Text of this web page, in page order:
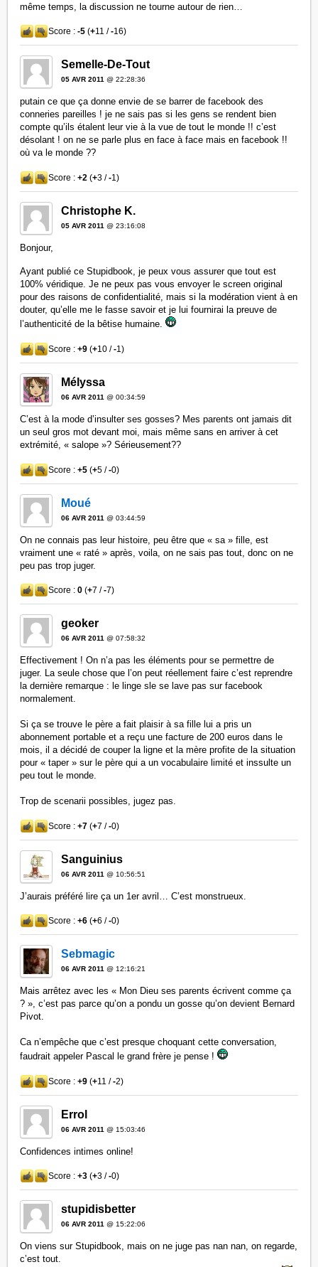
même temps, la discussion ne tourne autour de rien…
Score :-5 (+11 /-16)
Semelle-De-Tout
05 AVR 2011 @ 22:28:36
putain ce que ça donne envie de se barrer de facebook des
conneries pareilles ! je ne sais pas si les gens se rendent bien
compte qu’ils étalent leur vie à la vue de tout le monde !! c’est
désolant ! on ne se parle plus en face à face mais en facebook !!
où va le monde ??
Score :+2 (+3 /-1)
Christophe K.
05 AVR 2011 @ 23:16:08
Bonjour,
Ayant publié ce Stupidbook, je peux vous assurer que tout est
100% véridique. Je ne peux pas vous envoyer le screen original
pour des raisons de confidentialité, mais si la modération vient à en
douter, qu’elle me le fasse savoir et je lui fournirai la preuve de
l’authenticité de la bêtise humaine.
Score :+9 (+10 /-1)
Mélyssa
06 AVR 2011 @ 00:34:59
C’est à la mode d’insulter ses gosses? Mes parents ont jamais dit
un seul gros mot devant moi, mais même sans en arriver à cet
extrémité, « salope »? Sérieusement??
Score :+5 (+5 /-0)
Moué
06 AVR 2011 @ 03:44:59
On ne connais pas leur histoire, peu être que « sa » fille, est
vraiment une « raté » après, voila, on ne sais pas tout, donc on ne
peu pas trop juger.
Score :0 (+7 /-7)
geoker
06 AVR 2011 @ 07:58:32
Effectivement ! On n’a pas les éléments pour se permettre de
juger. La seule chose que l’on peut réellement faire c’est reprendre
la dernière remarque : le linge sle se lave pas sur facebook
normalement.
Si ça se trouve le père a fait plaisir à sa fille lui a pris un
abonnement portable et a reçu une facture de 200 euros dans le
mois, il a décidé de couper la ligne et la mère profite de la situation
pour « taper » sur le père qui a un vocabulaire limité et inssulte un
peu tout le monde.
Trop de scenarii possibles, jugez pas.
Score :+7 (+7 /-0)
Sanguinius
06 AVR 2011 @ 10:56:51
J’aurais préféré lire ça un 1er avril… C’est monstrueux.
Score :+6 (+6 /-0)
Sebmagic
06 AVR 2011 @ 12:16:21
Mais arrêtez avec les « Mon Dieu ses parents écrivent comme ça
? », c’est pas parce qu’on a pondu un gosse qu’on devient Bernard
Pivot.
Ca n’empêche que c’est presque choquant cette conversation,
faudrait appeler Pascal le grand frère je pense !
Score :+9 (+11 /-2)
Errol
06 AVR 2011 @ 15:03:46
Confidences intimes online!
Score :+3 (+3 /-0)
stupidisbetter
06 AVR 2011 @ 15:22:06
On viens sur Stupidbook, mais on ne juge pas nan nan, on regarde,
c’est tout.